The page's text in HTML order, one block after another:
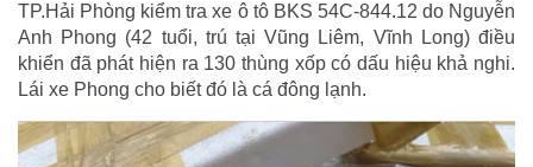
TP.Hải Phòng kiểm tra xe ô tô BKS 54C-844.12 do Nguyễn
Anh Phong (42 tuổi, trú tại Vũng Liêm, Vĩnh Long) điều
khiển đã phát hiện ra 130 thùng xốp có dấu hiệu khả nghi.
Lái xe Phong cho biết đó là cá đông lạnh.